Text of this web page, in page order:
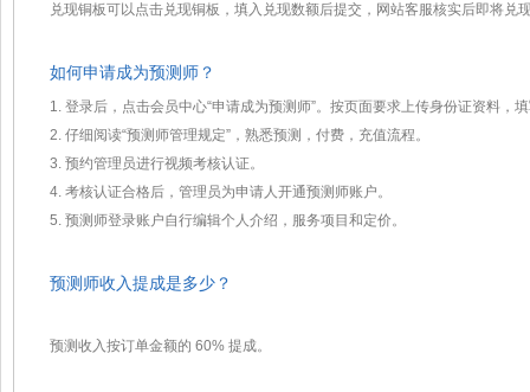
兑现铜板可以点击兑现铜板，填入兑现数额后提交，网站客服核实后即将兑
如何申请成为预测师？
1. 登录后，点击会员中心“申请成为预测师”。按页面要求上传身份证资料
2. 仔细阅读“预测师管理规定”，熟悉预测，付费，充值流程。
3. 预约管理员进行视频考核认证。
4. 考核认证合格后，管理员为申请人开通预测师账户。
5. 预测师登录账户自行编辑个人介绍，服务项目和定价。
预测师收入提成是多少？
预测收入按订单金额的 60% 提成。